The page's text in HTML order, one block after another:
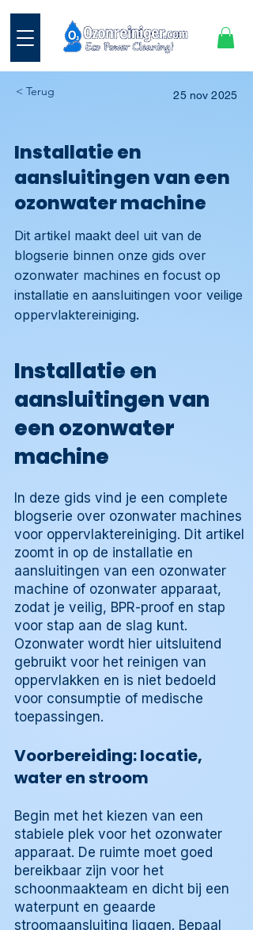
< Terug 25 nov 2025
Installatie en
aansluitingen van een
ozonwater machine
Dit artikel maakt deel uit van de
blogserie binnen onze gids over
ozonwater machines en focust op
installatie en aansluitingen voor veilige
oppervlaktereiniging.
Installatie en
aansluitingen van
een ozonwater
machine
In deze gids vind je een complete
blogserie over ozonwater machines
voor oppervlaktereiniging. Dit artikel
zoomt in op de installatie en
aansluitingen van een ozonwater
machine of ozonwater apparaat,
zodat je veilig, BPR-proof en stap
voor stap aan de slag kunt.
Ozonwater wordt hier uitsluitend
gebruikt voor het reinigen van
oppervlakken en is niet bedoeld
voor consumptie of medische
toepassingen.
Voorbereiding: locatie,
water en stroom
Begin met het kiezen van een
stabiele plek voor het ozonwater
apparaat. De ruimte moet goed
bereikbaar zijn voor het
schoonmaakteam en dicht bij een
waterpunt en geaarde
stroomaansluiting liggen. Bepaal